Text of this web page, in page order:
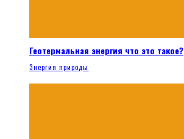
Геотермальная энергия что это такое?
Энергия природы